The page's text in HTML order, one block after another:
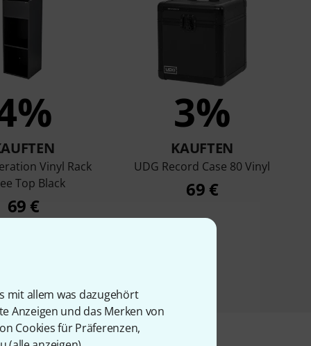
mit allem was dazugehört
Anzeigen und das Merken von
Cookies für Präferenzen,
Vinyl Rack
Top Black
69 €
3%
KAUFTEN
UDG Record Case 80 Vinyl
69 €